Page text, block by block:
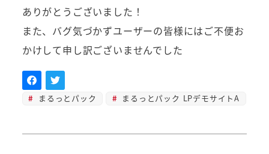
ありがとうございました！
また、バグ気づかずユーザーの皆様にはご不便お
かけして申し訳ございませんでした
まるっとパック まるっとパック LPデモサイトA